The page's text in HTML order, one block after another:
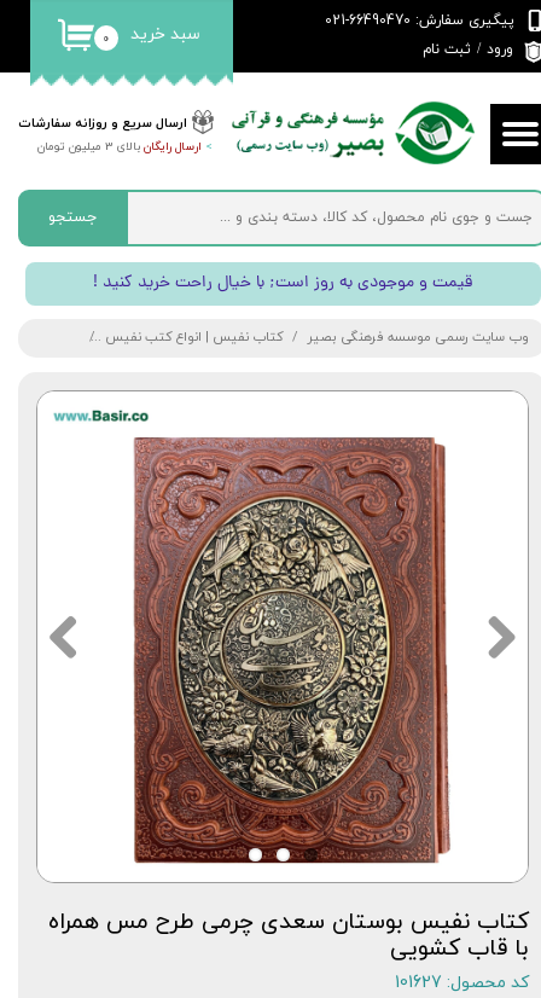
ارسال سریع و روزانه سفارشات
> ارسال رایگانبالای 3 میلیون تومان
پیگیری سفارش: 66490470-021
ورود / ثبت نام
حساب کاربری من
تغییر گذر واژه
سفارشات
خروج از حساب کاربری
۰ سبد خرید
جستجو
! قیمت و موجودی به روز است; با خیال راحت خرید کنید
وب سایت رسمی موسسه فرهنگی بصیر کتاب نفیس | انواع کتب نفیس
کتاب نفیس بوستان سعدی چرمی طرح مس همراه
با قاب کشویی
کد محصول: 101627